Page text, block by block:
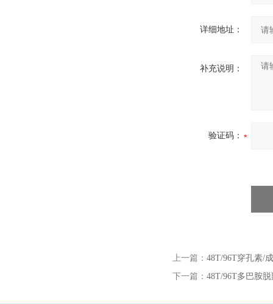
详细地址：
补充说明：
验证码：
上一篇： 48T/96T穿孔素/
下一篇： 48T/96T多巴胺